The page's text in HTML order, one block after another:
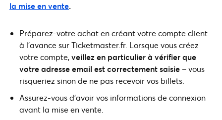
la mise en vente.
Préparez-votre achat en créant votre compte client
à l’avance sur Ticketmaster.fr. Lorsque vous créez
votre compte,veillez en particulier à vérifier que
votre adresse email est correctement saisie– vous
risqueriez sinon de ne pas recevoir vos billets.
Assurez-vous d’avoir vos informations de connexion
avant la mise en vente.